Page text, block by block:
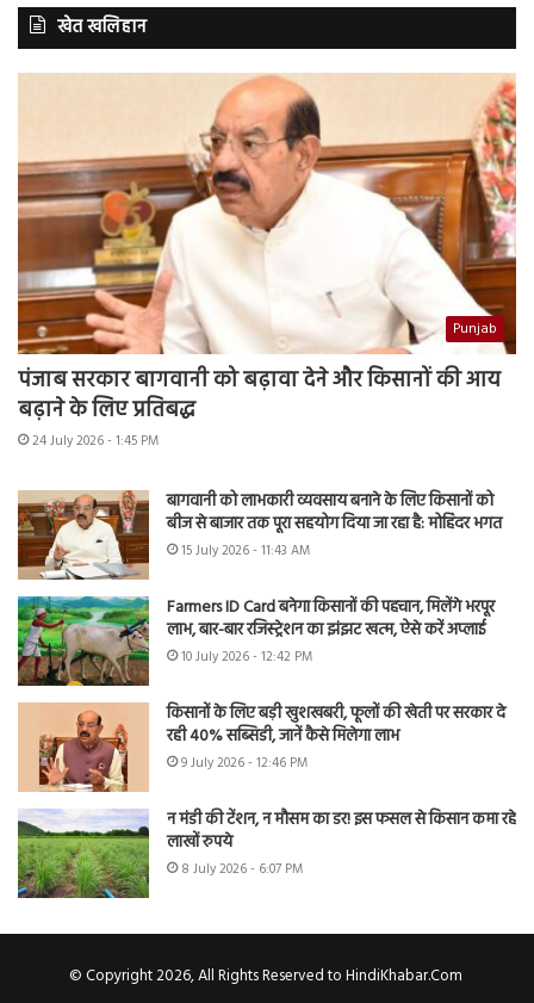
खेत खलिहान
Punjab
पंजाब सरकार बागवानी को बढ़ावा देने और किसानों की आय
बढ़ाने के लिए प्रतिबद्ध
24 July 2026 - 1:45 PM
बागवानी को लाभकारी व्यवसाय बनाने के लिए किसानों को
बीज से बाजार तक पूरा सहयोग दिया जा रहा है: मोहिंदर भगत
15 July 2026 - 11:43 AM
Farmers ID Card बनेगा किसानों की पहचान, मिलेंगे भरपूर
लाभ, बार-बार रजिस्ट्रेशन का झंझट खत्म, ऐसे करें अप्लाई
10 July 2026 - 12:42 PM
किसानों के लिए बड़ी खुशखबरी, फूलों की खेती पर सरकार दे
रही 40% सब्सिडी, जानें कैसे मिलेगा लाभ
9 July 2026 - 12:46 PM
न मंडी की टेंशन, न मौसम का डर! इस फसल से किसान कमा रहे
लाखों रुपये
8 July 2026 - 6:07 PM
© Copyright 2026, All Rights Reserved to HindiKhabar.Com